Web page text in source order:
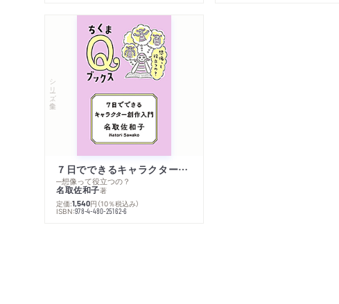
シリーズ・全集
７日でできるキャラクター創作入門
─想像って役立つの？
名取佐和子著
定価:1,540円 （10％税込み）
ISBN:978-4-480-25162-6